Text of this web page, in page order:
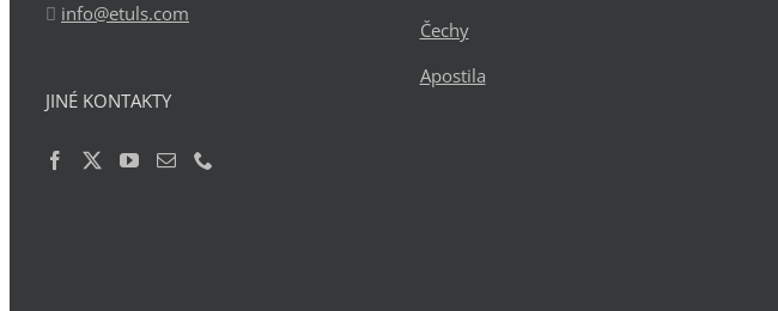
info@etuls.com
JINÉ KONTAKTY
Čechy
Apostila